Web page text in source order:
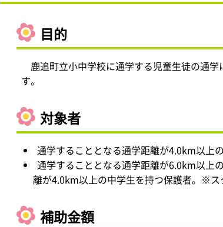
目的
鹿追町立小中学校に通学する児童生徒の通
す。
対象者
通学することとなる通学距離が4.0km以上
通学することとなる通学距離が6.0km以上
離が4.0km以上の中学生を持つ保護者。※ス
補助金額